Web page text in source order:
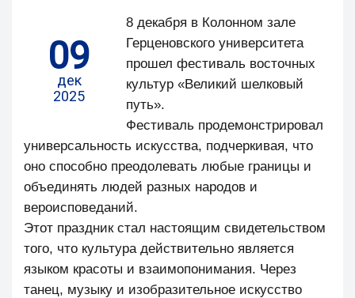
09
дек
2025
8 декабря в Колонном зале
Герценовского университета
прошел фестиваль восточных
культур «Великий шелковый
путь».
Фестиваль продемонстрировал
универсальность искусства, подчеркивая, что
оно способно преодолевать любые границы и
объединять людей разных народов и
вероисповеданий.
Этот праздник стал настоящим свидетельством
того, что культура действительно является
языком красоты и взаимопонимания. Через
танец, музыку и изобразительное искусство